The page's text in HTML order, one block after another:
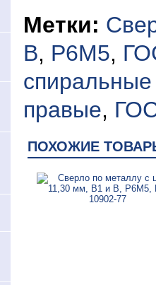
Метки:
В, Р6М5,
спиральные
правые,
ПОХОЖИЕ